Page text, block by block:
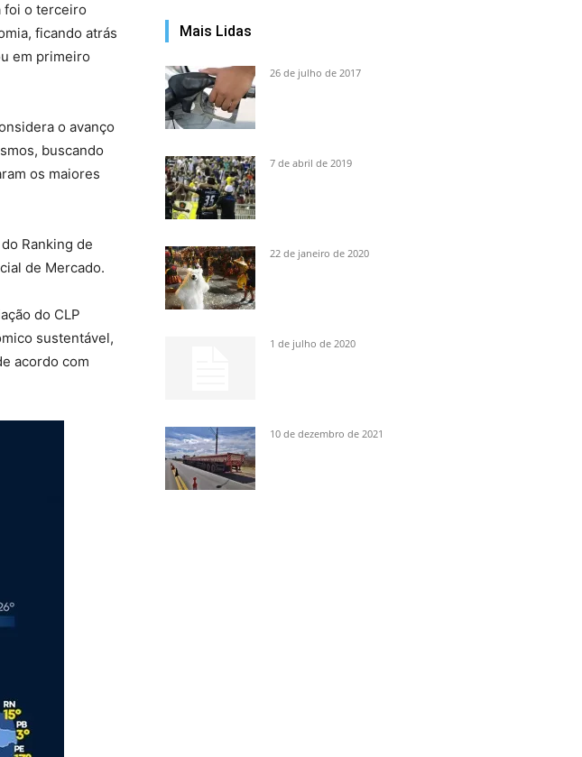
foi o terceiro
ficando atrás
em primeiro
o avanço
buscando
os maiores
Ranking de
de Mercado.
do CLP
sustentável,
acordo com
Mais Lidas
26 de julho de 2017
7 de abril de 2019
22 de janeiro de 2020
1 de julho de 2020
10 de dezembro de 2021